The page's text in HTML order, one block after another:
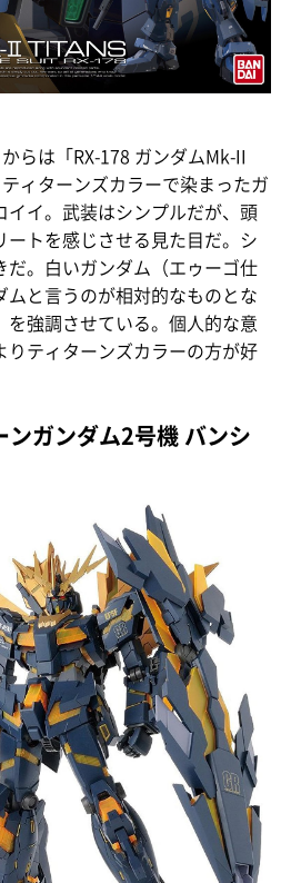
らは「RX-178 ガンダムMk-II
ィターンズカラーで染まったガ
イイ。武装はシンプルだが、頭
トを感じさせる見た目だ。シ
だ。白いガンダム（エゥーゴ仕
と言うのが相対的なものとな
を強調させている。個人的な意
りティターンズカラーの方が好
ンガンダム2号機 バンシ